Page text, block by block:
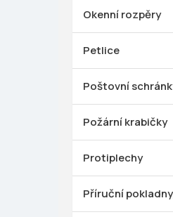
Okenní rozpěry
Petlice
Poštovní
Požární krabičky
Protiplechy
Příruční